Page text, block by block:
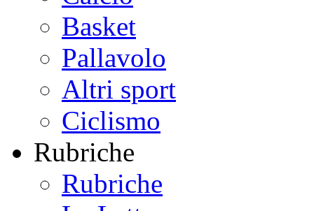
Basket
Pallavolo
Altri sport
Ciclismo
Rubriche
Rubriche